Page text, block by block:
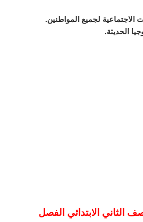
الاجتماعية لجميع المواطنين.
الحديثة.
الثاني الابتدائي الفصل